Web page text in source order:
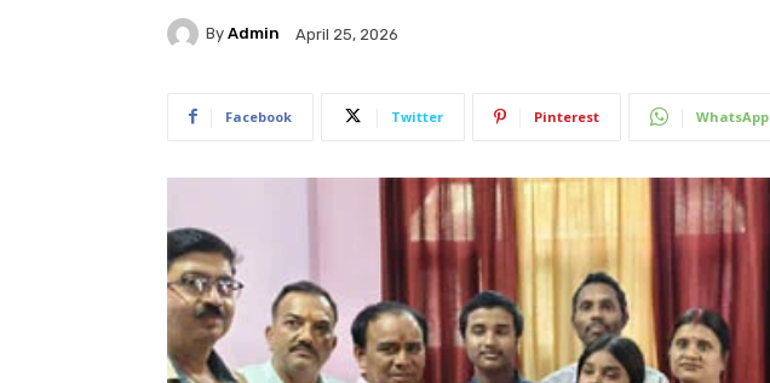
By Admin April 25, 2026
Facebook Twitter Pinterest WhatsApp